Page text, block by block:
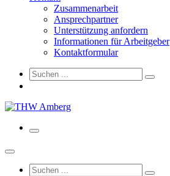
Zusammenarbeit
Ansprechpartner
Unterstützung anfordern
Informationen für Arbeitgeber
Kontaktformular